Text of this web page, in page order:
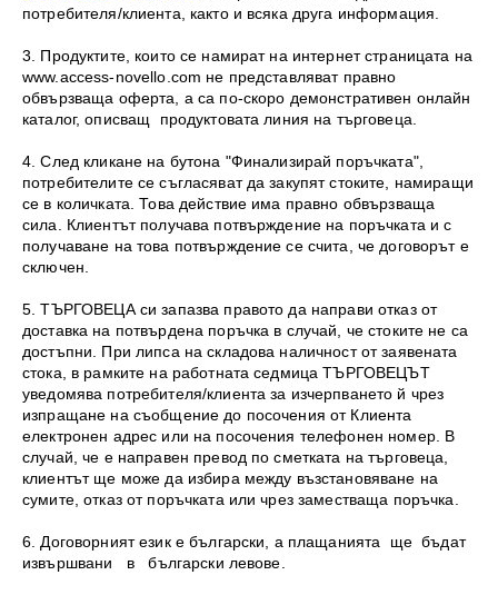
потребителя/клиента, както и всяка друга информация.
3. Продуктите, които се намират на интернет страницата на
www.access-novello.com не представляват правно
обвързваща оферта, а са по-скоро демонстративен онлайн
каталог, описващ продуктовата линия на търговеца.
4. След кликане на бутона "Финализирай поръчката",
потребителите се съгласяват да закупят стоките, намиращи
се в количката. Това действие има правно обвързваща
сила. Клиентът получава потвърждение на поръчката и с
получаване на това потвърждение се счита, че договорът е
сключен.
5. ТЪРГОВЕЦА си запазва правото да направи отказ от
доставка на потвърдена поръчка в случай, че стоките не са
достъпни. При липса на складова наличност от заявената
стока, в рамките на работната седмица ТЪРГОВЕЦЪТ
уведомява потребителя/клиента за изчерпването й чрез
изпращане на съобщение до посочения от Клиента
електронен адрес или на посочения телефонен номер. В
случай, че е направен превод по сметката на търговеца,
клиентът ще може да избира между възстановяване на
сумите, отказ от поръчката или чрез заместваща поръчка.
6. Договорният език е български, а плащанията ще бъдат
извършвани в български левове.